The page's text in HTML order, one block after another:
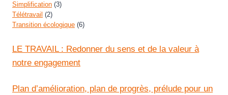
Simplification (3)
Télétravail (2)
Transition écologique (6)
LE TRAVAIL : Redonner du sens et de la valeur à
notre engagement
Plan d’amélioration, plan de progrès, prélude pour un